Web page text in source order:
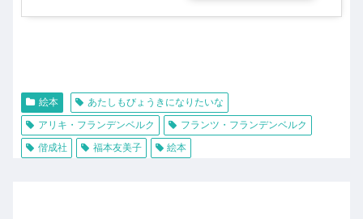
絵本
あたしもびょうきになりたいな
アリキ・フランデンベルク
フランツ・フランデンベルク
偕成社
福本友美子 絵本